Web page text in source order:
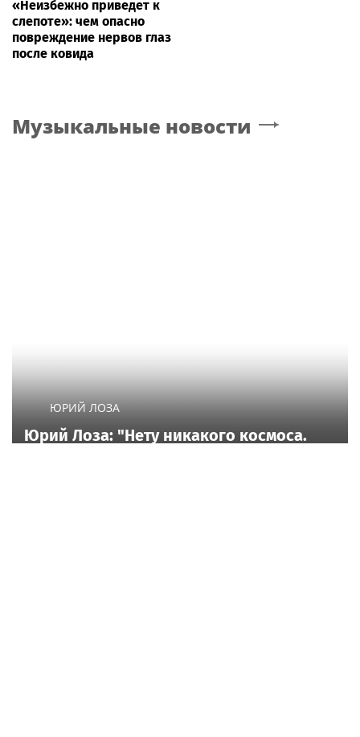
«Неизбежно приведет к
слепоте»: чем опасно
повреждение нервов глаз
после ковида
Музыкальные новости
ЮРИЙ ЛОЗА
Юрий Лоза: "Нету никакого космоса.